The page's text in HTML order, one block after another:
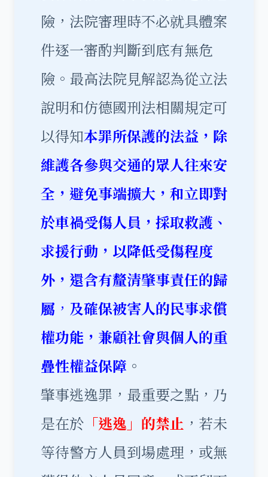
險，法院審理時不必就具體案
件逐一審酌判斷到底有無危
險。最高法院見解認為從立法
說明和仿德國刑法相關規定可
以得知本罪所保護的法益，除
維護各參與交通的眾人往來安
全，避免事端擴大，和立即對
於車禍受傷人員，採取救護、
求援行動，以降低受傷程度
外，還含有釐清肇事責任的歸
屬 ， 及確保被害人的民事求償
權功能，兼顧社會與個人的重
疊性權益保障 。
肇事逃逸罪，最重要之點，乃
是在於 「逃逸」的禁止 ，若未
等待警方人員到場處理，或無